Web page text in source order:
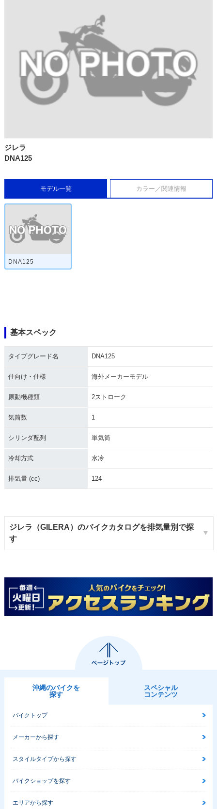
ジレラ
DNA125
モデル一覧 カラー／関連情報
DNA125
基本スペック
タイプグレード名 DNA125
仕向け・仕様 海外メーカーモデル
原動機種類 2ストローク
気筒数 1
シリンダ配列 単気筒
冷却方式 水冷
排気量 (cc) 124
ジレラ（GILERA）のバイクカタログを排気量別で探
す
沖縄のバイクを
探す
スペシャル
コンテンツ
バイクトップ
メーカーから探す
スタイルタイプから探す
バイクショップを探す
エリアから探す